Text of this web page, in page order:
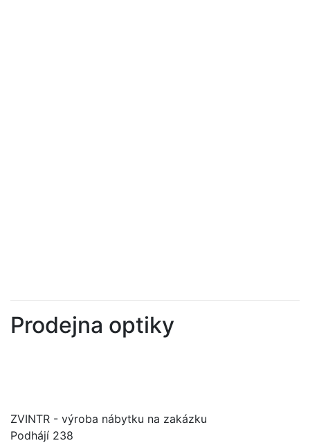
Prodejna optiky
ZVINTR - výroba nábytku na zakázku
Podhájí 238